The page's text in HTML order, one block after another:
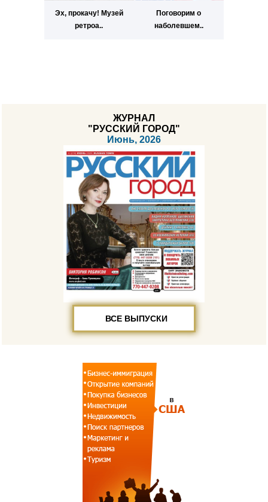
Эх, прокачу! Музей
ретроа..
Поговорим о
наболевшем..
ЖУРНАЛ
"РУССКИЙ ГОРОД"
Июнь, 2026
ВСЕ ВЫПУСКИ